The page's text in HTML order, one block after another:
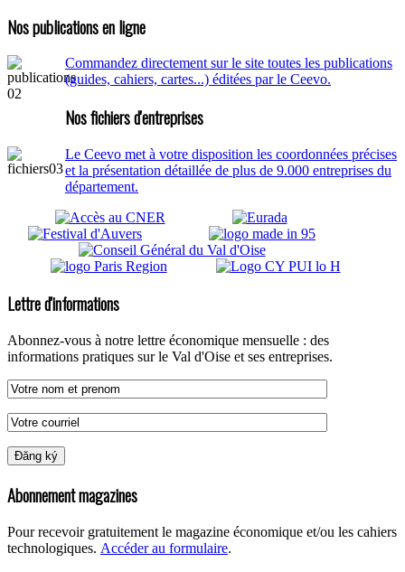
Nos publications en ligne
Commandez directement sur le site toutes les publications
(guides, cahiers, cartes...) éditées par le Ceevo.
Nos fichiers d'entreprises
Le Ceevo met à votre disposition les coordonnées précises
et la présentation détaillée de plus de 9.000 entreprises du
département.
Lettre d'informations
Abonnez-vous à notre lettre économique mensuelle : des
informations pratiques sur le Val d'Oise et ses entreprises.
Abonnement magazines
Pour recevoir gratuitement le magazine économique et/ou les cahiers
technologiques. Accéder au formulaire.